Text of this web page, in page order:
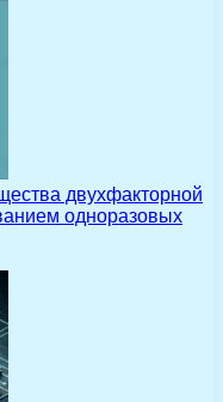
двухфакторной
одноразовых